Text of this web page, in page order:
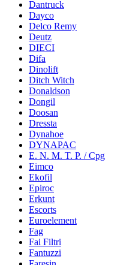
Dantruck
Dayco
Delco Remy
Deutz
DIECI
Difa
Dinolift
Ditch Witch
Donaldson
Dongil
Doosan
Dressta
Dynahoe
DYNAPAC
E. N. M. T. P. / Cpg
Eimco
Ekofil
Epiroc
Erkunt
Escorts
Euroelement
Fag
Fai Filtri
Fantuzzi